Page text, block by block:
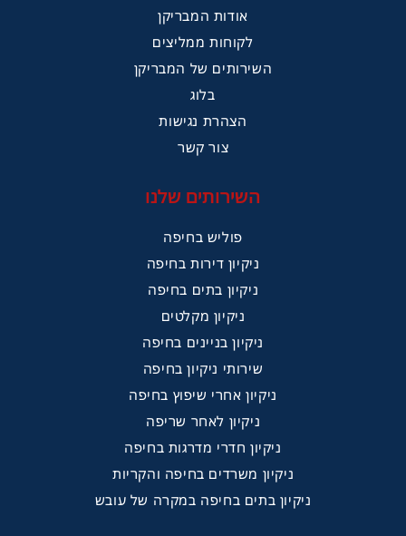
אודות המבריקן
לקוחות ממליצים
השירותים של המבריקן
בלוג
הצהרת נגישות
צור קשר
השירותים שלנו
פוליש בחיפה
ניקיון דירות בחיפה
ניקיון בתים בחיפה
ניקיון מקלטים
ניקיון בניינים בחיפה
שירותי ניקיון בחיפה
ניקיון אחרי שיפוץ בחיפה
ניקיון לאחר שריפה
ניקיון חדרי מדרגות בחיפה
ניקיון משרדים בחיפה והקריות
ניקיון בתים בחיפה במקרה של עובש